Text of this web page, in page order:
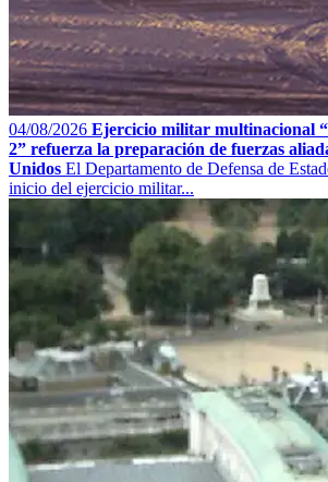
04/08/2026 Ejercicio militar multinacional
2” refuerza la preparación de fuerzas
Unidos El Departamento de Defensa de
inicio del ejercicio militar...